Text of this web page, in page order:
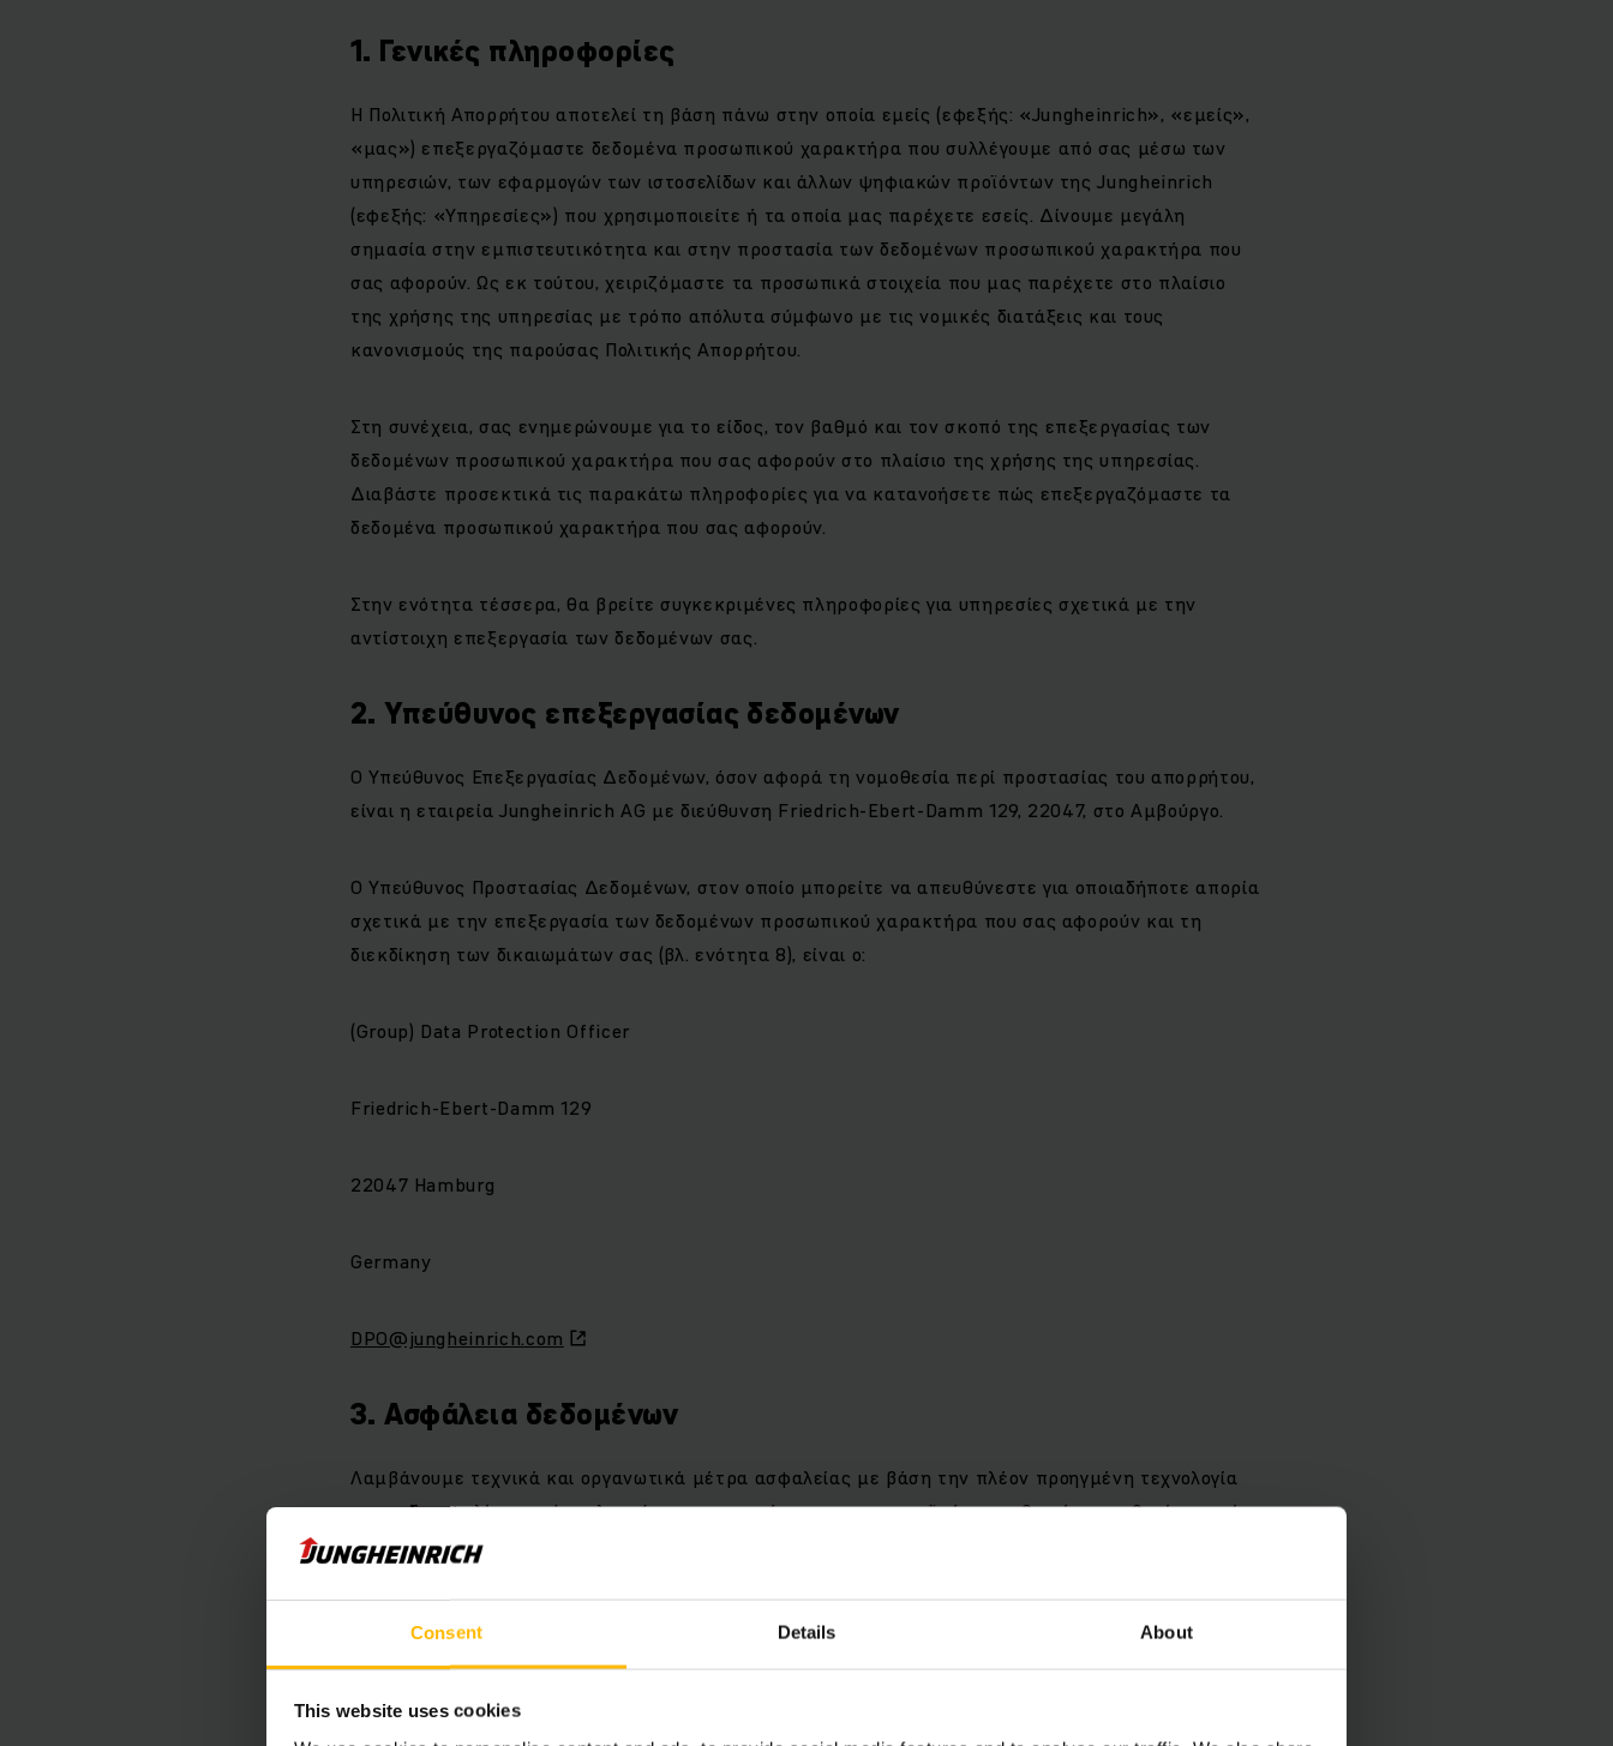
Consent Details About
This website uses cookies
1. Γενικές πληροφορίες
Η Πολιτική Απορρήτου αποτελεί τη βάση πάνω στην οποία εμείς (εφεξής: «Jungheinrich», «εμείς»,
«μας») επεξεργαζόμαστε δεδομένα προσωπικού χαρακτήρα που συλλέγουμε από σας μέσω των
υπηρεσιών, των εφαρμογών των ιστοσελίδων και άλλων ψηφιακών προϊόντων της Jungheinrich
(εφεξής: «Υπηρεσίες») που χρησιμοποιείτε ή τα οποία μας παρέχετε εσείς. Δίνουμε μεγάλη
σημασία στην εμπιστευτικότητα και στην προστασία των δεδομένων προσωπικού χαρακτήρα που
σας αφορούν. Ως εκ τούτου, χειριζόμαστε τα προσωπικά στοιχεία που μας παρέχετε στο πλαίσιο
της χρήσης της υπηρεσίας με τρόπο απόλυτα σύμφωνο με τις νομικές διατάξεις και τους
κανονισμούς της παρούσας Πολιτικής Απορρήτου.
Στη συνέχεια, σας ενημερώνουμε για το είδος, τον βαθμό και τον σκοπό της επεξεργασίας των
δεδομένων προσωπικού χαρακτήρα που σας αφορούν στο πλαίσιο της χρήσης της υπηρεσίας.
Διαβάστε προσεκτικά τις παρακάτω πληροφορίες για να κατανοήσετε πώς επεξεργαζόμαστε τα
δεδομένα προσωπικού χαρακτήρα που σας αφορούν.
Στην ενότητα τέσσερα, θα βρείτε συγκεκριμένες πληροφορίες για υπηρεσίες σχετικά με την
αντίστοιχη επεξεργασία των δεδομένων σας.
2. Υπεύθυνος επεξεργασίας δεδομένων
Ο Υπεύθυνος Επεξεργασίας Δεδομένων, όσον αφορά τη νομοθεσία περί προστασίας του απορρήτου,
είναι η εταιρεία Jungheinrich AG με διεύθυνση Friedrich-Ebert-Damm 129, 22047, στο Αμβούργο.
Ο Υπεύθυνος Προστασίας Δεδομένων, στον οποίο μπορείτε να απευθύνεστε για οποιαδήποτε απορία
σχετικά με την επεξεργασία των δεδομένων προσωπικού χαρακτήρα που σας αφορούν και τη
διεκδίκηση των δικαιωμάτων σας (βλ. ενότητα 8), είναι ο:
(Group) Data Protection Officer
Friedrich-Ebert-Damm 129
22047 Hamburg
Germany
DPO@jungheinrich.com
3. Ασφάλεια δεδομένων
Λαμβάνουμε τεχνικά και οργανωτικά μέτρα ασφαλείας με βάση την πλέον προηγμένη τεχνολογία
για να διασφαλίσουμε ότι πληρούνται οι απαιτήσεις της ευρωπαϊκής και εθνικής νομοθεσίας περί
προστασίας του απορρήτου και, ως εκ τούτου, για να προστατεύσουμε τα δεδομένα που
οποίες λαμβάνουν χώρα μέσω του προγράμματος περιήγησης ή της Εφαρμογής (εφεξής: